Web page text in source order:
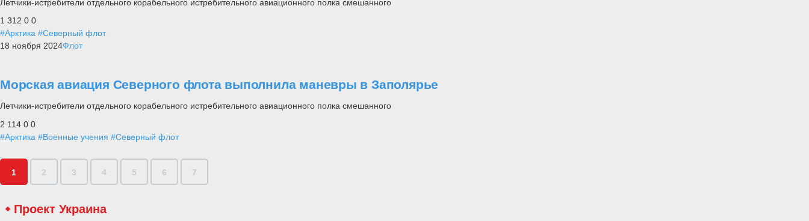
Летчики-истребители отдельного корабельного истребительного авиационного полка смешанного
1 312 0 0
#Арктика #Северный флот
18 ноября 2024Флот
Морская авиация Северного флота выполнила маневры в Заполярье
Летчики-истребители отдельного корабельного истребительного авиационного полка смешанного
2 114 0 0
#Арктика #Военные учения #Северный флот
1 2 3 4 5 6 7
Проект Украина